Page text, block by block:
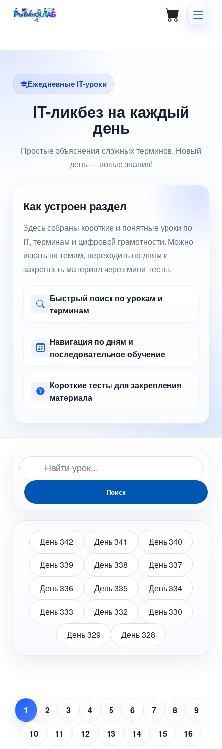
Ежедневные IT-уроки
IT-ликбез на каждый
день
Простые объяснения сложных терминов. Новый
день — новые знания!
Как устроен раздел
Здесь собраны короткие и понятные уроки по
IT, терминам и цифровой грамотности. Можно
искать по темам, переходить по дням и
закреплять материал через мини-тесты.
Быстрый поиск по урокам и
терминам
Навигация по дням и
последовательное обучение
Короткие тесты для закрепления
материала
Поиск
День 342 День 341 День 340
День 339 День 338 День 337
День 336 День 335 День 334
День 333 День 332 День 330
День 329 День 328
1 2 3 4 5 6 7 8 9
10 11 12 13 14 15 16